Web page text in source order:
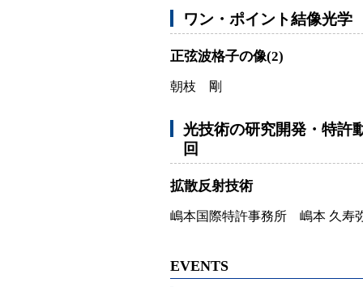
ワン・ポイント結像光
正弦波格子の像(2)
朝枝 剛
光技術の研究開発・特
回
拡散反射技術
嶋本国際特許事務所 嶋本 久寿
EVENTS